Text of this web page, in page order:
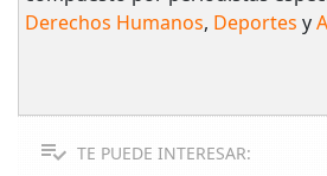
Derechos Humanos, Deportes y
TE PUEDE INTERESAR: